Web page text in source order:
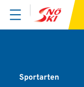
Sportarten